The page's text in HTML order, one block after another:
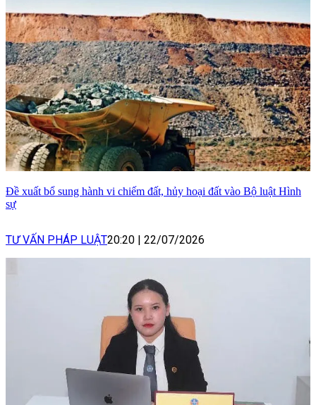
Đề xuất bổ sung hành vi chiếm đất, hủy hoại đất vào Bộ luật Hình
sự
TƯ VẤN PHÁP LUẬT20:20 22/07/2026